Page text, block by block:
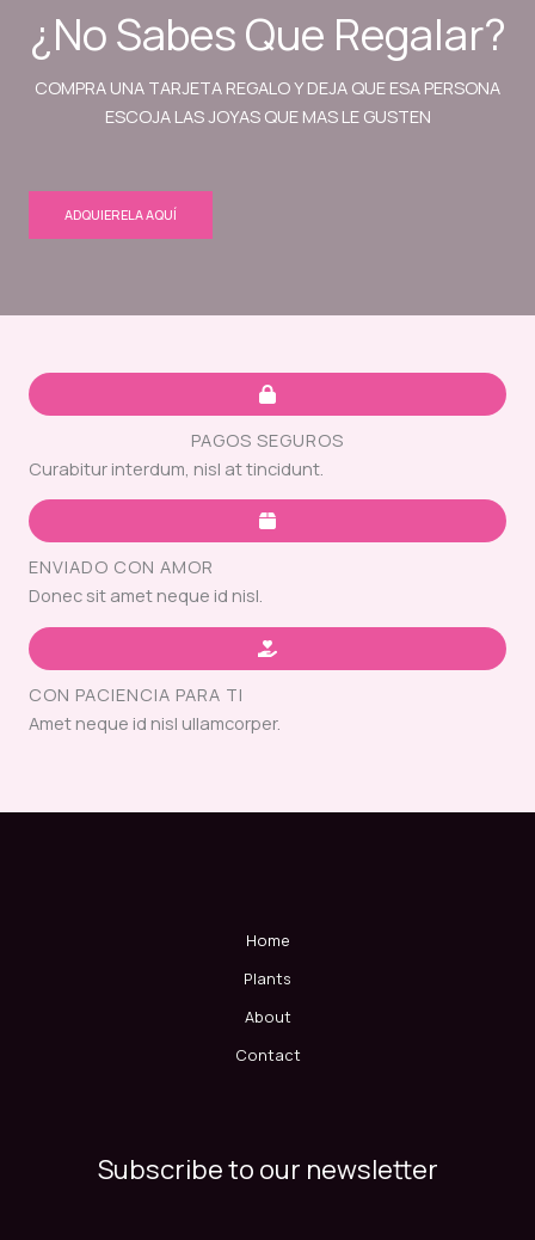
¿No Sabes Que Regalar?
COMPRA UNA TARJETA REGALO Y DEJA QUE ESA PERSONA
ESCOJA LAS JOYAS QUE MAS LE GUSTEN
ADQUIERELA AQUÍ
PAGOS SEGUROS
Curabitur interdum, nisl at tincidunt.
ENVIADO CON AMOR
Donec sit amet neque id nisl.
CON PACIENCIA PARA TI
Amet neque id nisl ullamcorper.
Home
Plants
About
Contact
Subscribe to our newsletter